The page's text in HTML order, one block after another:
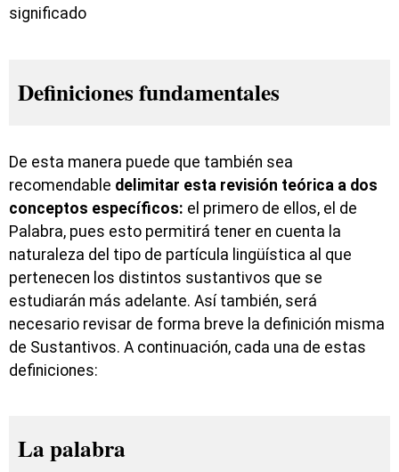
Definiciones fundamentales
De esta manera puede que también sea
recomendable delimitar esta revisión teórica a dos
conceptos específicos: el primero de ellos, el de
Palabra, pues esto permitirá tener en cuenta la
naturaleza del tipo de partícula lingüística al que
pertenecen los distintos sustantivos que se
estudiarán más adelante. Así también, será
necesario revisar de forma breve la definición misma
de Sustantivos. A continuación, cada una de estas
definiciones:
La palabra